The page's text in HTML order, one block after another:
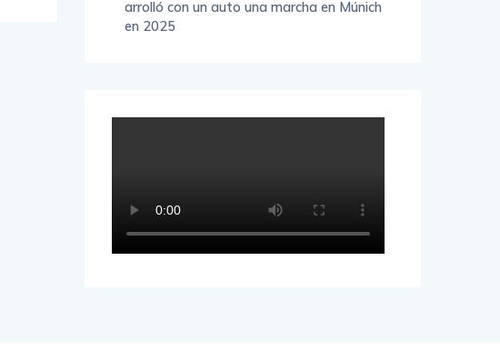
arrolló con un auto una marcha en Múnich
en 2025